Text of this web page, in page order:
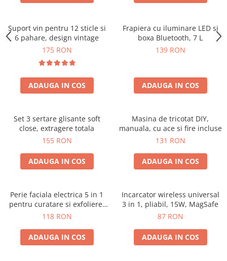
Suport vin pentru 12 sticle si
6 pahare, design vintage
175 RON
ADAUGA IN COS
Frapiera cu iluminare LED si
boxa Bluetooth, 7 L
139 RON
ADAUGA IN COS
Set 3 sertare glisante soft
close, extragere totala
155 RON
ADAUGA IN COS
Masina de tricotat DIY,
manuala, cu ace si fire incluse
131 RON
ADAUGA IN COS
Perie faciala electrica 5 in 1
pentru curatare si exfoliere,
cu vibratii, reincarcabila
118 RON
ADAUGA IN COS
Incarcator wireless universal
3 in 1, pliabil, 15W, MagSafe
87 RON
ADAUGA IN COS